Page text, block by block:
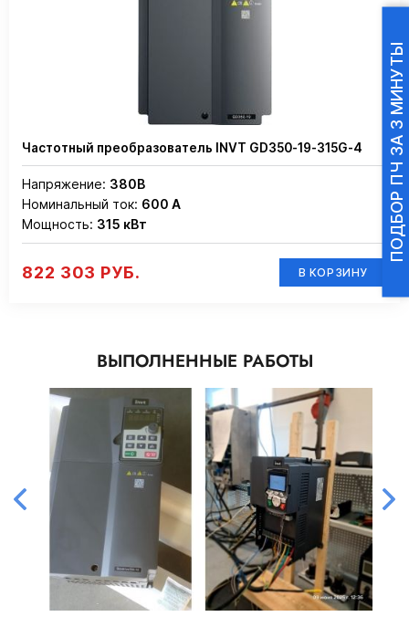
Частотный преобразователь INVT GD350-19-315G-4
Напряжение: 380В
Номинальный ток: 600 А
Мощность: 315 кВт
822 303 РУБ. В КОРЗИНУ
ВЫПОЛНЕННЫЕ РАБОТЫ
ПОДБОР ПЧ ЗА 3 МИНУТЫ